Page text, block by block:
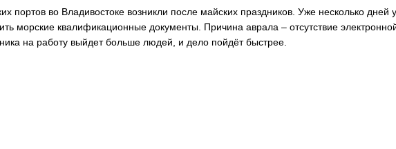
портов во Владивостоке возникли после майских праздников. Уже несколько дней
морские квалификационные документы. Причина аврала – отсутствие
на работу выйдет больше людей, и дело пойдёт быстрее.